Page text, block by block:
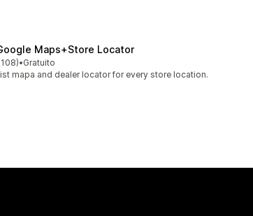
Maps+Store Locator
5 estrelas
de avaliações
•Gratuito
mapa and dealer locator for every store location.